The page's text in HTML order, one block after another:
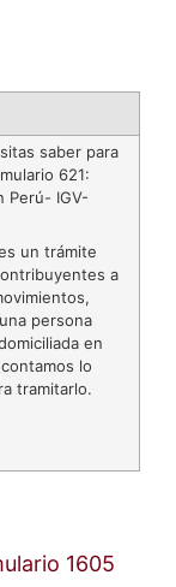
saber para
621:
Perú- IGV-
un trámite
a
persona
en
lo
tramitarlo.
1605